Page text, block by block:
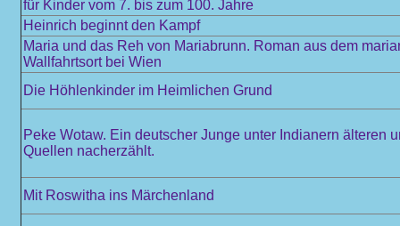
für Kinder vom 7. bis zum 100. Jahre
Heinrich beginnt den Kampf
Maria und das Reh von Mariabrunn. Roman aus dem
Wallfahrtsort bei Wien
Die Höhlenkinder im Heimlichen Grund
Peke Wotaw. Ein deutscher Junge unter Indianern älteren
Quellen nacherzählt.
Mit Roswitha ins Märchenland